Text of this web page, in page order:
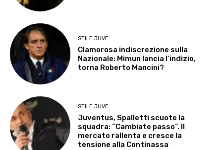
STILE JUVE
Clamorosa indiscrezione sulla
Nazionale: Mimun lancia l’indizio,
torna Roberto Mancini?
STILE JUVE
Juventus, Spalletti scuote la
squadra: “Cambiate passo”. Il
mercato rallenta e cresce la
tensione alla Continassa